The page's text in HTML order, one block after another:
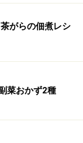
がらの佃煮レシ
菜おかず2種